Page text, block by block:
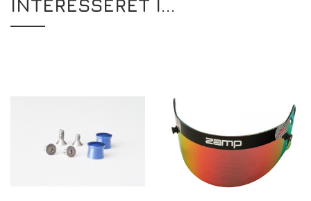
INTERESSERET I...